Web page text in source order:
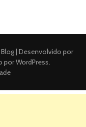
| Desenvolvido por
porWordPress.